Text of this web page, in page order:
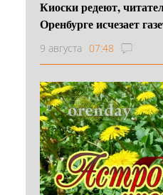
Киоски редеют,
Оренбурге исчезает
9 августа 07:48